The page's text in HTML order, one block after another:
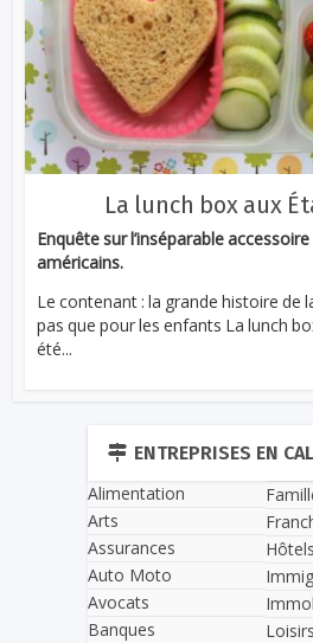
La lunch box aux
Enquête sur l’inséparable
américains.
Le contenant : la grande histoire de
pas que pour les enfants La lunch
été...
ENTREPRISES EN
Alimentation
Arts
Assurances
Auto Moto
Avocats
Banques
Hôtels
Loisirs